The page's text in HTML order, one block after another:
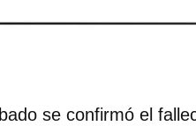
se confirmó el